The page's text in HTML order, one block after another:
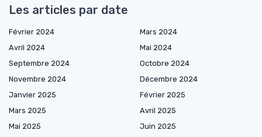
Les articles par date
Février 2024
Mars 2024
Avril 2024
Mai 2024
Septembre 2024
Octobre 2024
Novembre 2024
Décembre 2024
Janvier 2025
Février 2025
Mars 2025
Avril 2025
Mai 2025
Juin 2025